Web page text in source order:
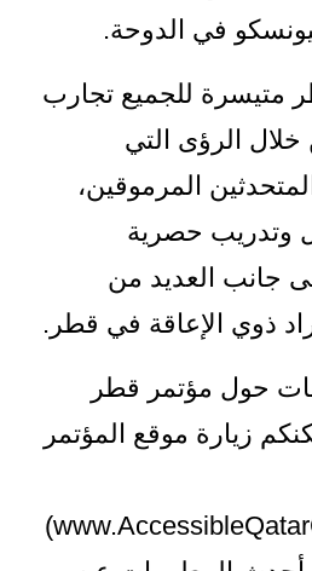
في الدوحة.
متيسرة للجميع تجارب
خلال الرؤى التي
المرموقين،
حصرية
جانب العديد من
ذوي الإعاقة في قطر.
حول مؤتمر قطر
زيارة موقع المؤتمر
(www.AccessibleQatarConference.com)